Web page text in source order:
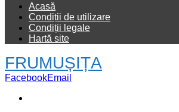
Acasă
Condiții de utilizare
Condiții legale
Hartă site
FRUMUȘIȚA
FacebookEmail